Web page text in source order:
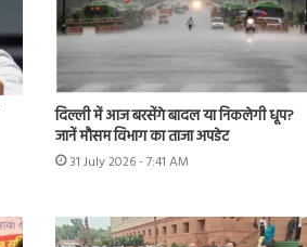
दिल्ली में आज बरसेंगे बादल या निकलेगी धूप?
जानें मौसम विभाग का ताजा अपडेट
31 July 2026 - 7:41 AM